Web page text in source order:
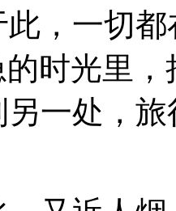
，一切
的时光里
另一处，